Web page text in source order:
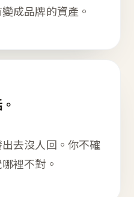
成品牌的資產。
去沒人回。你不確
裡不對。